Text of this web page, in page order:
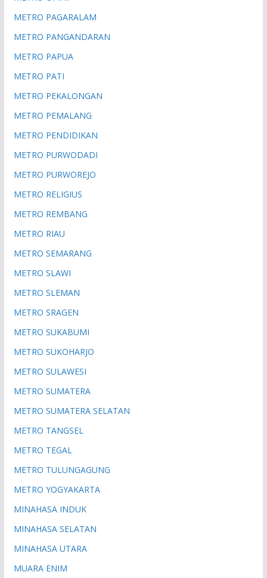
METRO PAGARALAM
METRO PANGANDARAN
METRO PAPUA
METRO PATI
METRO PEKALONGAN
METRO PEMALANG
METRO PENDIDIKAN
METRO PURWODADI
METRO PURWOREJO
METRO RELIGIUS
METRO REMBANG
METRO RIAU
METRO SEMARANG
METRO SLAWI
METRO SLEMAN
METRO SRAGEN
METRO SUKABUMI
METRO SUKOHARJO
METRO SULAWESI
METRO SUMATERA
METRO SUMATERA SELATAN
METRO TANGSEL
METRO TEGAL
METRO TULUNGAGUNG
METRO YOGYAKARTA
MINAHASA INDUK
MINAHASA SELATAN
MINAHASA UTARA
MUARA ENIM